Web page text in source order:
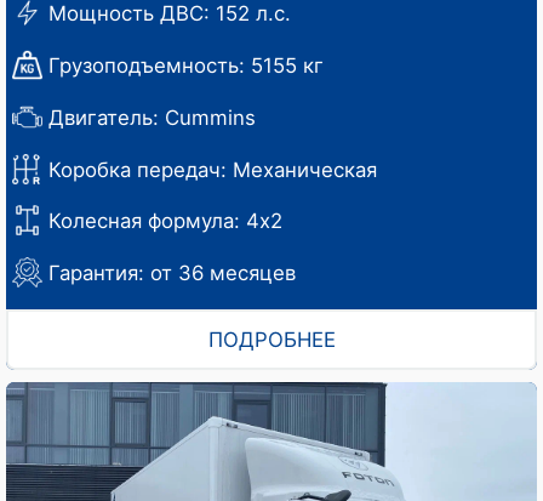
Мощность ДВС: 152 л.с.
Грузоподъемность: 5155 кг
Двигатель: Cummins
Коробка передач: Механическая
Колесная формула: 4х2
Гарантия: от 36 месяцев
ПОДРОБНЕЕ